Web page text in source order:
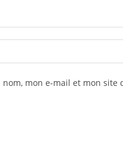
nom, mon e-mail et mon